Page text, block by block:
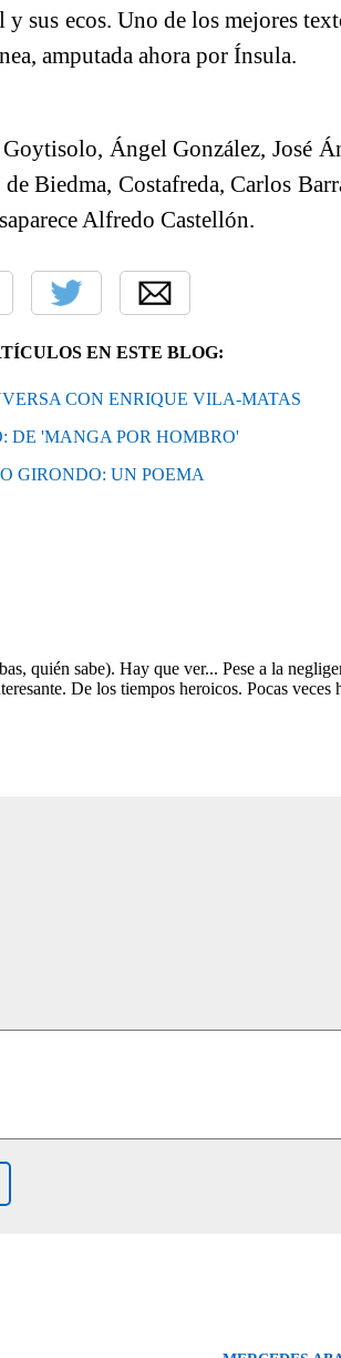
sus ecos. Uno de los mejores
amputada ahora por Ínsula.
Ángel González, José
Biedma, Costafreda, Carlos
Alfredo Castellón.
EN ESTE BLOG:
CON ENRIQUE VILA-MATAS
DE 'MANGA POR HOMBRO'
GIRONDO: UN POEMA
quién sabe). Hay que ver... Pese a la
De los tiempos heroicos. Pocas veces